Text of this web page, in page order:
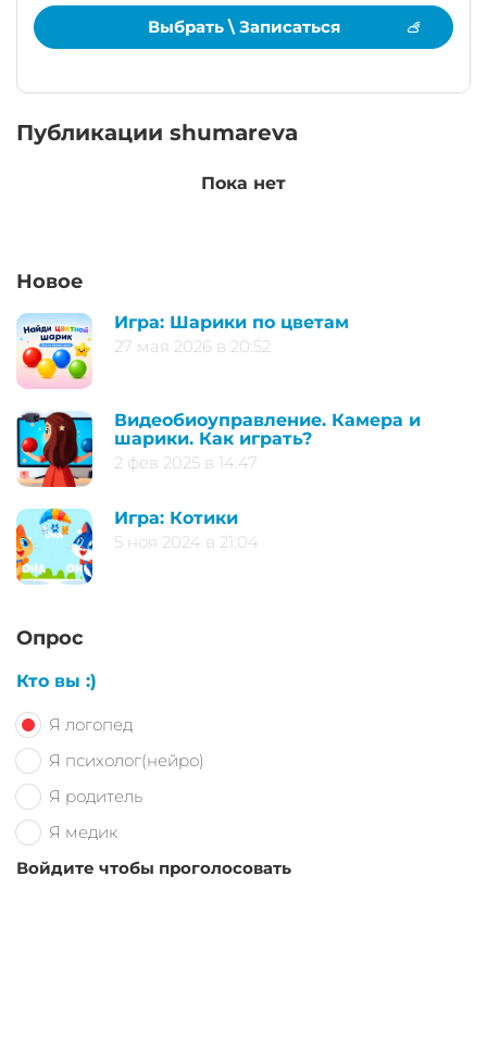
Выбрать \ Записаться
Публикации shumareva
Пока нет
Новое
Игра: Шарики по цветам
27 мая 2026 в 20:52
Видеобиоуправление. Камера и
шарики. Как играть?
2 фев 2025 в 14:47
Игра: Котики
5 ноя 2024 в 21:04
Опрос
Кто вы :)
Я логопед
Я психолог(нейро)
Я родитель
Я медик
Войдите чтобы проголосовать